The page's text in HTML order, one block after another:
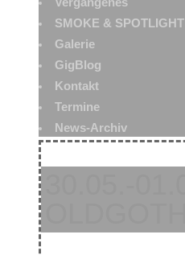
SMOKE & SPOTLIGHT
Galerie
GigBlog
Kontakt
Termine
News-Archiv